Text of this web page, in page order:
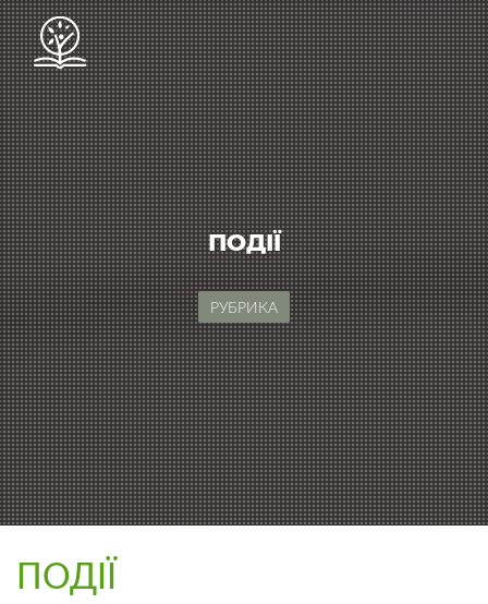
ПОДІЇ
РУБРИКА
ПОДІЇ